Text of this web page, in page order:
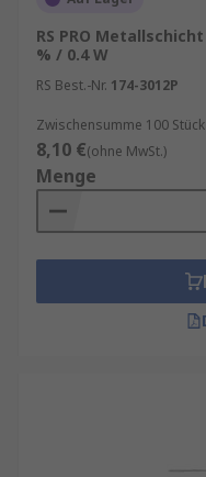
Daher werden
Einfache
erleichtert die
das Löten, was
Einsatzgebiete von
Schaltungen. Einige
RS PRO
% / 0.4 W
RS Best.-Nr. 174-3012P
Zwischensumme 100
8,10 €(ohne MwSt.)
Menge